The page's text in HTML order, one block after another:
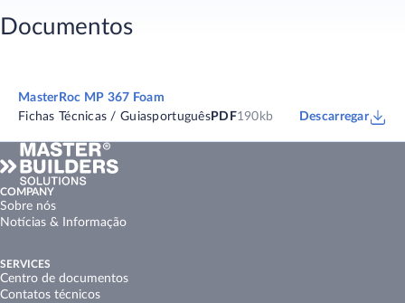
Documentos
MasterRoc MP 367 Foam
Fichas Técnicas / GuiasportuguêsPDF190kb Descarregar
COMPANY
Sobre nós
Notícias & Informação
SERVICES
Centro de documentos
Contatos técnicos